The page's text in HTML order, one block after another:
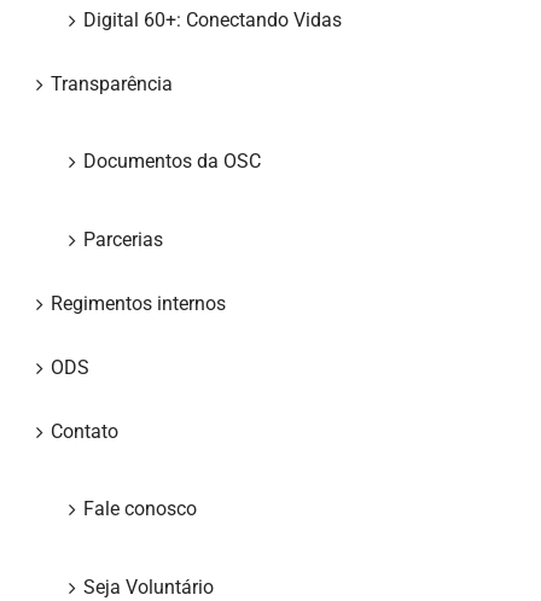
Digital 60+: Conectando Vidas
Transparência
Documentos da OSC
Parcerias
Regimentos internos
ODS
Contato
Fale conosco
Seja Voluntário